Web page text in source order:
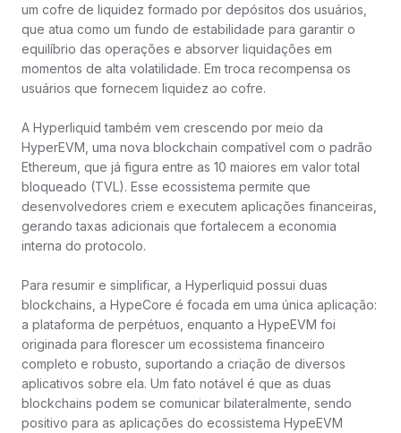
um cofre de liquidez formado por depósitos dos usuários,
que atua como um fundo de estabilidade para garantir o
equilíbrio das operações e absorver liquidações em
momentos de alta volatilidade. Em troca recompensa os
usuários que fornecem liquidez ao cofre.
A Hyperliquid também vem crescendo por meio da
HyperEVM, uma nova blockchain compatível com o padrão
Ethereum, que já figura entre as 10 maiores em valor total
bloqueado (TVL). Esse ecossistema permite que
desenvolvedores criem e executem aplicações financeiras,
gerando taxas adicionais que fortalecem a economia
interna do protocolo.
Para resumir e simplificar, a Hyperliquid possui duas
blockchains, a HypeCore é focada em uma única aplicação:
a plataforma de perpétuos, enquanto a HypeEVM foi
originada para florescer um ecossistema financeiro
completo e robusto, suportando a criação de diversos
aplicativos sobre ela. Um fato notável é que as duas
blockchains podem se comunicar bilateralmente, sendo
positivo para as aplicações do ecossistema HypeEVM